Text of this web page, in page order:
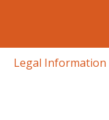
Legal Information